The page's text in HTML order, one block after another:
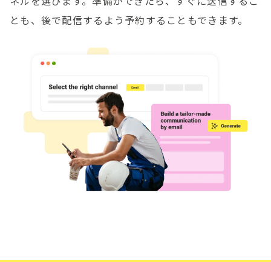
とも、後で配信するよう予約することもできます。